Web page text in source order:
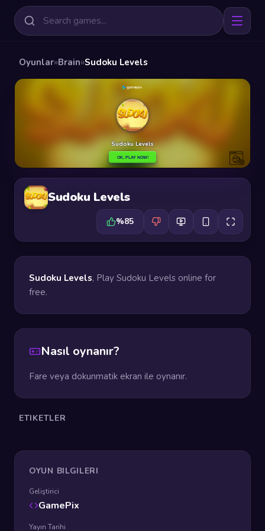
Oyunlar»Brain»Sudoku Levels
Sudoku Levels
%85
Sudoku Levels, Play Sudoku Levels online for
free.
Nasıl oynanır?
Fare veya dokunmatik ekran ile oynanır.
ETIKETLER
OYUN BILGILERI
Geliştirici
GamePix
Yayın Tarihi